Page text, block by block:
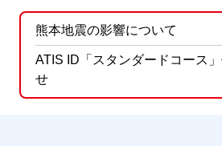
熊本地震の影響について
ATIS ID「スタンダードコース
せ